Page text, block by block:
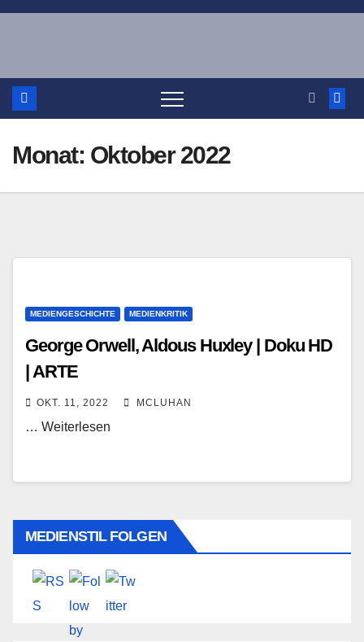
Zum
Monat: Oktober 2022
MEDIENGESCHICHTE MEDIENKRITIK
George Orwell, Aldous Huxley | Doku HD
| ARTE
OKT. 11, 2022 MCLUHAN
… Weiterlesen
MEDIENSTIL FOLGEN